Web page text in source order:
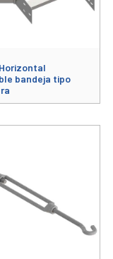
bandeja tipo